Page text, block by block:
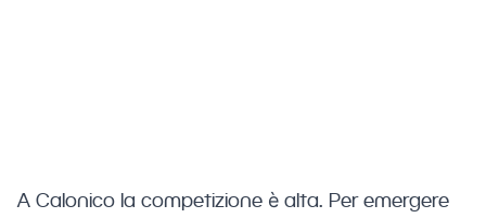
A Calonico la competizione è alta. Per emergere